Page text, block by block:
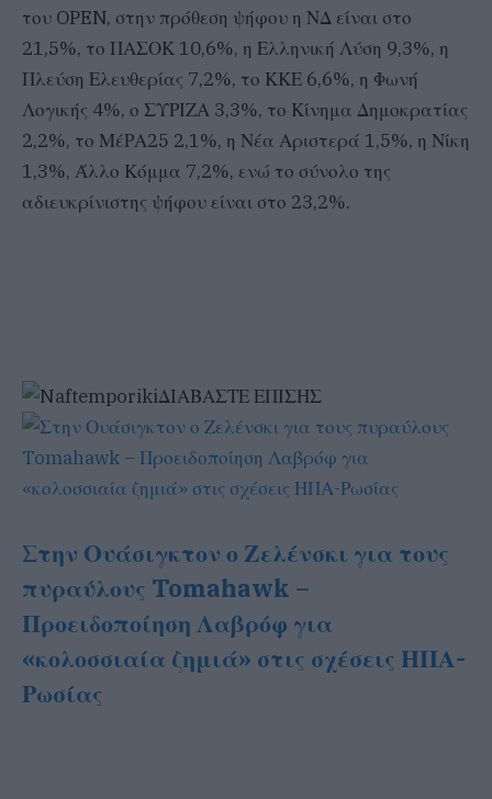
του OPEN, στην πρόθεση ψήφου η ΝΔ είναι στο
21,5%, το ΠΑΣΟΚ 10,6%, η Ελληνική Λύση 9,3%, η
Πλεύση Ελευθερίας 7,2%, το ΚΚΕ 6,6%, η Φωνή
Λογικής 4%, ο ΣΥΡΙΖΑ 3,3%, το Κίνημα Δημοκρατίας
2,2%, το ΜέΡΑ25 2,1%, η Νέα Αριστερά 1,5%, η Νίκη
1,3%, Άλλο Κόμμα 7,2%, ενώ το σύνολο της
αδιευκρίνιστης ψήφου είναι στο 23,2%.
ΔΙΑΒΑΣΤΕ ΕΠΙΣΗΣ
Στην Ουάσιγκτον ο Ζελένσκι για τους
πυραύλους Tomahawk –
Προειδοποίηση Λαβρόφ για
«κολοσσιαία ζημιά» στις σχέσεις ΗΠΑ-
Ρωσίας